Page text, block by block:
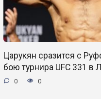
Царукян сразится с
бою турнира UFC 331 в
0 0